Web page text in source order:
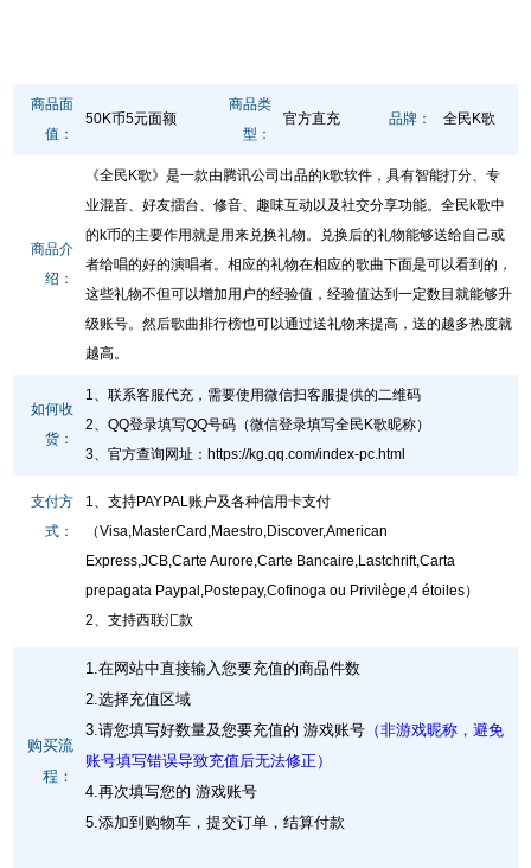
商品面
值：
50K币5元面额
商品类
型：
官方直充 品牌： 全民K歌
商品介
绍：
《全民K歌》是一款由腾讯公司出品的k歌软件，具有智能打分、专
业混音、好友擂台、修音、趣味互动以及社交分享功能。全民k歌中
的k币的主要作用就是用来兑换礼物。兑换后的礼物能够送给自己或
者给唱的好的演唱者。相应的礼物在相应的歌曲下面是可以看到的，
这些礼物不但可以增加用户的经验值，经验值达到一定数目就能够升
级账号。然后歌曲排行榜也可以通过送礼物来提高，送的越多热度就
越高。
如何收
货：
1、联系客服代充，需要使用微信扫客服提供的二维码
2、QQ登录填写QQ号码（微信登录填写全民K歌昵称）
3、官方查询网址 ： https://kg.qq.com/index-pc.html
支付方
式：
1、支持PAYPAL账户及各种信用卡支付
（Visa,MasterCard,Maestro,Discover,American
Express,JCB,Carte Aurore,Carte Bancaire,Lastchrift,Carta
prepagata Paypal,Postepay,Cofinoga ou Privilège,4 étoiles）
2、支持西联汇款
购买流
程：
1.在网站中直接输入您要充值的商品件数
2.选择充值区域
3.请您填写好数量及您要充值的 游戏账号 （非游戏昵称，避免
账号填写错误导致充值后无法修正）
4.再次填写您的 游戏账号
5.添加到购物车，提交订单，结算付款